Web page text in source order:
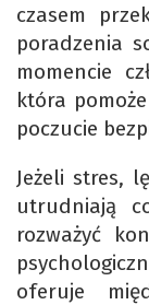
czasem
poradzenia
momencie
która
poczucie
Jeżeli stres,
utrudniają
rozważyć
oferuje